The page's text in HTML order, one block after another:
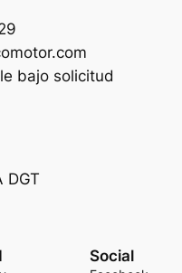
bajo solicitud
DGT
Social